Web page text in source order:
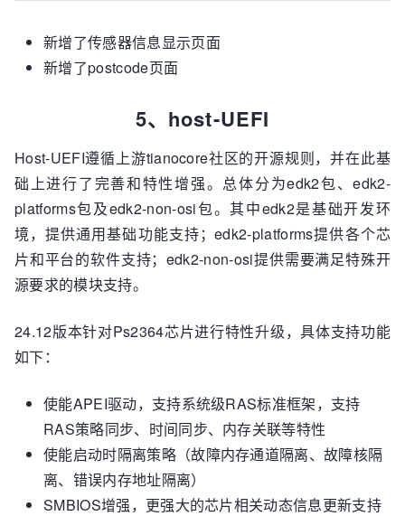
新增了传感器信息显示页面
新增了postcode页面
5、host-UEFI
Host-UEFI遵循上游tianocore社区的开源规则，并在此基
础上进行了完善和特性增强。总体分为edk2包、edk2-
platforms包及edk2-non-osi包。其中edk2是基础开发环
境，提供通用基础功能支持；edk2-platforms提供各个芯
片和平台的软件支持；edk2-non-osi提供需要满足特殊开
源要求的模块支持。
24.12版本针对Ps2364芯片进行特性升级，具体支持功能
如下：
使能APEI驱动，支持系统级RAS标准框架，支持
RAS策略同步、时间同步、内存关联等特性
使能启动时隔离策略（故障内存通道隔离、故障核隔
离、错误内存地址隔离）
SMBIOS增强，更强大的芯片相关动态信息更新支持